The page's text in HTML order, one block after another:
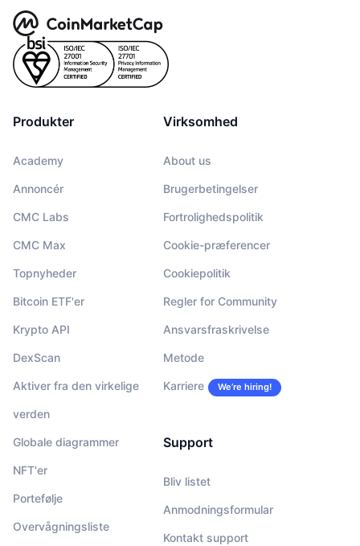
Produkter
Academy
Annoncér
CMC Labs
CMC Max
Topnyheder
Bitcoin ETF'er
Krypto API
DexScan
Aktiver fra den virkelige
verden
Globale diagrammer
NFT'er
Portefølje
Overvågningsliste
Virksomhed
About us
Brugerbetingelser
Fortrolighedspolitik
Cookie-præferencer
Cookiepolitik
Regler for Community
Ansvarsfraskrivelse
Metode
Karriere We’re hiring!
Support
Bliv listet
Anmodningsformular
Kontakt support